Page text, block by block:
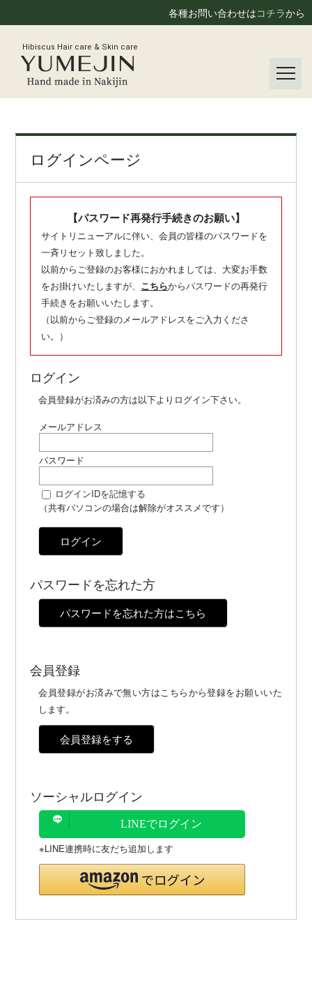
各種お問い合わせはコチラから
Hibiscus Hair care & Skin care
ログインページ
【パスワード再発行手続きのお願い】
サイトリニューアルに伴い、会員の皆様のパスワードを
一斉リセット致しました。
以前からご登録のお客様におかれましては、大変お手数
をお掛けいたしますが、 こちらからパスワードの再発行
手続きをお願いいたします。
（以前からご登録のメールアドレスをご入力くださ
い。）
ログイン
会員登録がお済みの方は以下よりログイン下さい。
メールアドレス
パスワード
ログインIDを記憶する
（共有パソコンの場合は解除がオススメです）
ログイン
パスワードを忘れた方
パスワードを忘れた方はこちら
会員登録
会員登録がお済みで無い方はこちらから登録をお願いいた
します。
会員登録をする
ソーシャルログイン
LINEでログイン
※LINE連携時に友だち追加します